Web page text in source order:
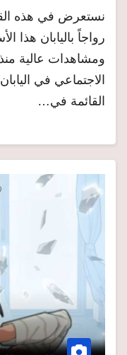
نستعرض في هذه
رواجاً باليابان هذا
ومشاهدات عالية
القائمة في…